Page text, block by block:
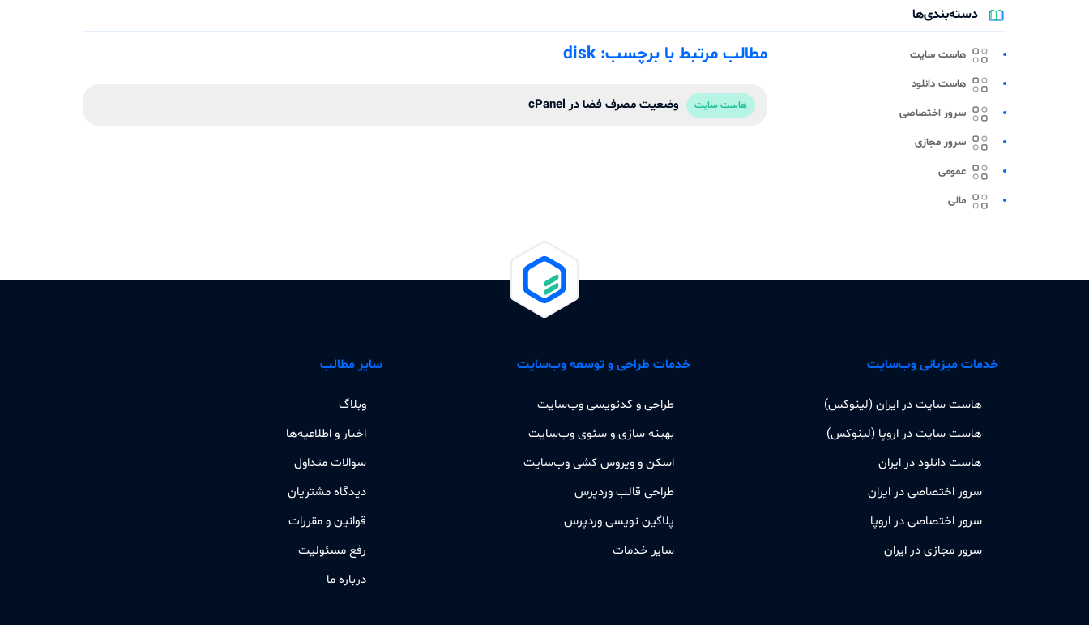
دسته‌بندی‌ها
هاست سایت
هاست دانلود
سرور اختصاصی
سرور مجازی
عمومی
مالی
مطالب مرتبط با برچسب: disk
هاست سایت وضعیت مصرف فضا در cPanel
خدمات میزبانی وب‌سایت
هاست سایت در ایران (لینوکس)
هاست سایت در اروپا (لینوکس)
هاست دانلود در ایران
سرور اختصاصی در ایران
سرور اختصاصی در اروپا
سرور مجازی در ایران
خدمات طراحی و توسعه وب‌سایت
طراحی و کدنویسی وب‌سایت
بهینه سازی و سئوی وب‌سایت
اسکن و ویروس کشی وب‌سایت
طراحی قالب وردپرس
پلاگین نویسی وردپرس
سایر خدمات
سایر مطالب
وبلاگ
اخبار و اطلاعیه‌ها
سوالات متداول
دیدگاه مشتریان
قوانین و مقررات
رفع مسئولیت
درباره ما